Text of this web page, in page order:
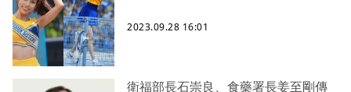
2023.09.28 16:01
衛福部長石崇良、食藥署長姜至剛傳